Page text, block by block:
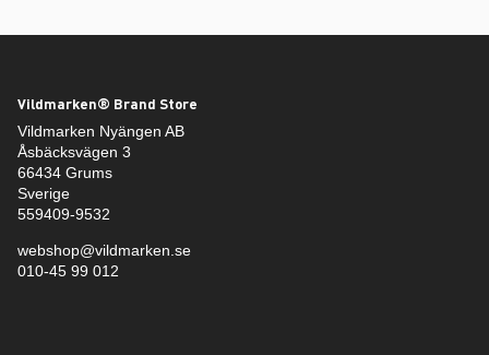
Vildmarken® Brand Store
Vildmarken Nyängen AB
Åsbäcksvägen 3
66434 Grums
Sverige
559409-9532
webshop@vildmarken.se
010-45 99 012